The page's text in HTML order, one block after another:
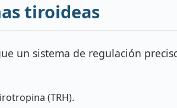
tiroideas
un sistema de regulación
(TRH).